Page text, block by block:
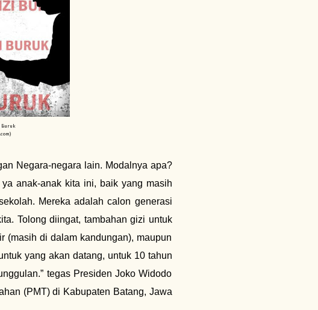
Negara-negara lain. Modalnya apa?
anak-anak kita ini, baik yang masih
Mereka adalah calon generasi
Tolong diingat, tambahan gizi untuk
(masih di dalam kandungan), maupun
yang akan datang, untuk 10 tahun
tegas Presiden Joko Widodo
(PMT) di Kabupaten Batang, Jawa